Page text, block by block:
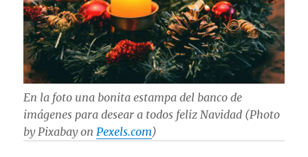
En la foto una bonita estampa del banco de
imágenes para desear a todos feliz Navidad (Photo
by Pixabay onPexels.com)